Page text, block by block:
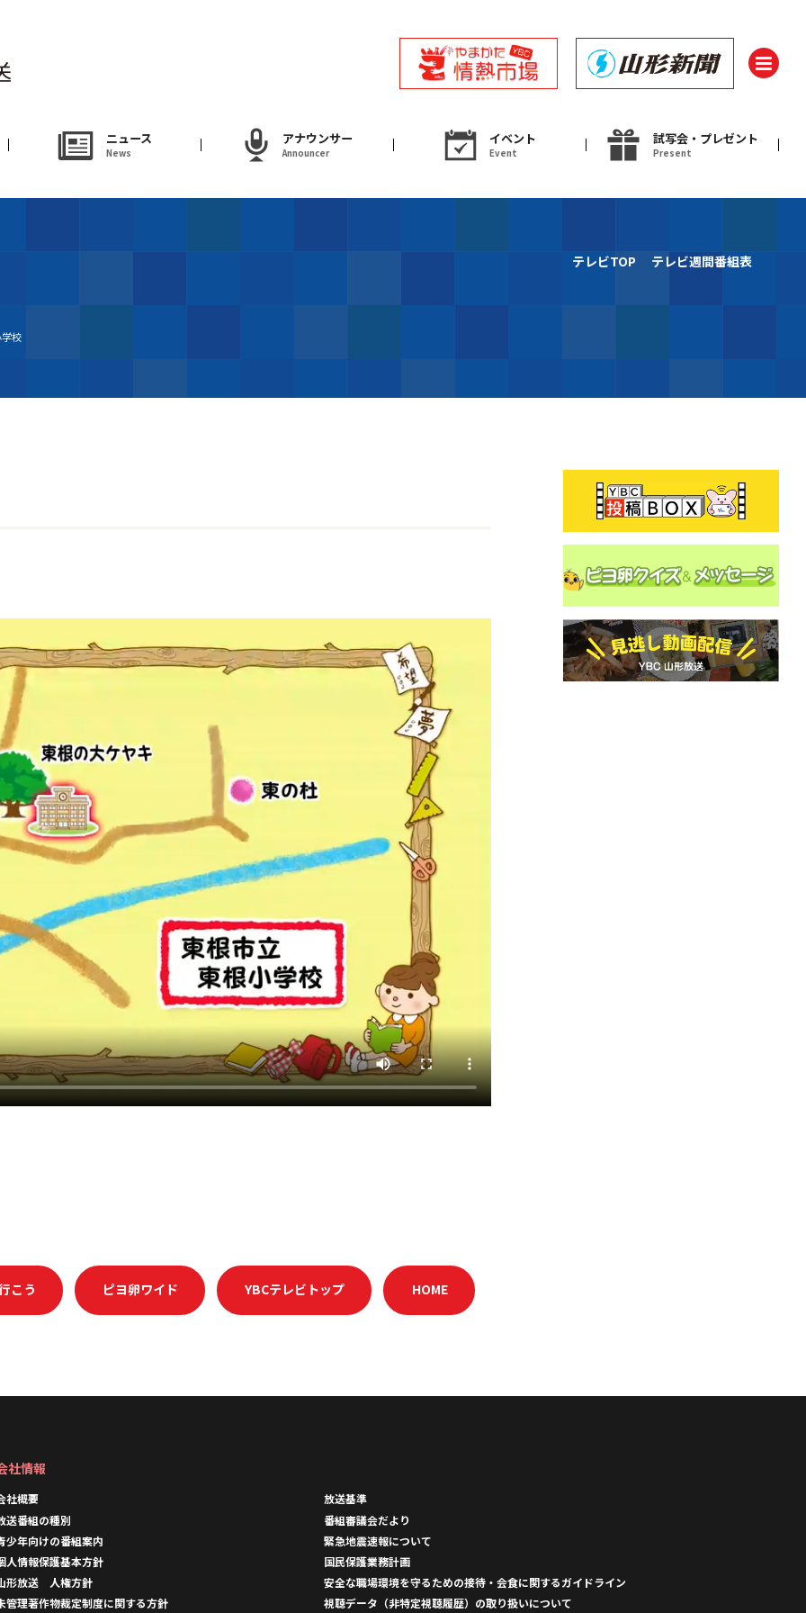
ニュース
News
アナウンサー
Announcer
イベント
Event
試写会・プレゼント
Present
アナウンサー
Announcer
試写会・プレゼント
テレビTOP テレビ週間番組表
校
こう ピヨ卵ワイド YBCテレビトップ HOME
社情報
社概要
放送基準
送番組の種別
番組審議会だより
少年向けの番組案内
緊急地震速報について
人情報保護基本方針
国民保護業務計画
形放送 人権方針
安全な職場環境を守るための接待・会食に関するガイドライン
管理著作物裁定制度に関する方針
視聴データ（非特定視聴履歴）の取り扱いについて